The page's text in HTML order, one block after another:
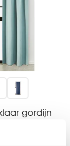
gordijn